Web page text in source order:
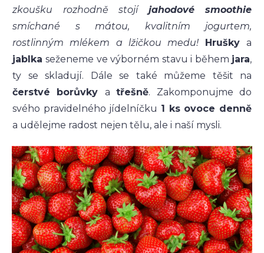
zkoušku rozhodně stojí jahodové smoothie
smíchané s mátou, kvalitním jogurtem,
rostlinným mlékem a lžičkou medu!
Hruškya
jablkaseženeme ve výborném stavu i během jara,
ty se skladují. Dále se také můžeme těšit na
čerstvé borůvky atřešně. Zakomponujme do
svého pravidelného jídelníčku 1 ks ovoce denně
a udělejme radost nejen tělu, ale i naší mysli.